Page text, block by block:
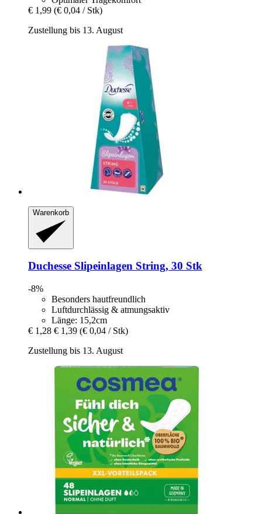
€ 1,99 (€ 0,04 / Stk)
Zustellung bis 13. August
Warenkorb
Duchesse Slipeinlagen String, 30 Stk
-8%
Besonders hautfreundlich
Luftdurchlässig & atmungsaktiv
Länge: 15,2cm
€ 1,28 € 1,39 (€ 0,04 / Stk)
Zustellung bis 13. August